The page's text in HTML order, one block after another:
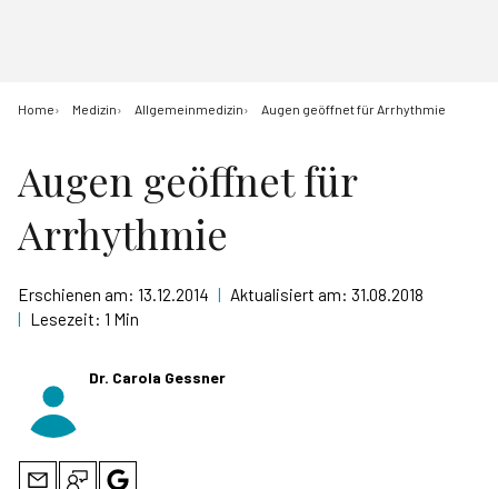
Home Medizin Allgemeinmedizin Augen geöffnet für Arrhythmie
Augen geöffnet für
Arrhythmie
Erschienen am: 13.12.2014 | Aktualisiert am: 31.08.2018
| Lesezeit: 1 Min
Dr. Carola Gessner